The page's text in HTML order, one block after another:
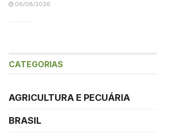
06/08/2026
CATEGORIAS
AGRICULTURA E PECUÁRIA
BRASIL